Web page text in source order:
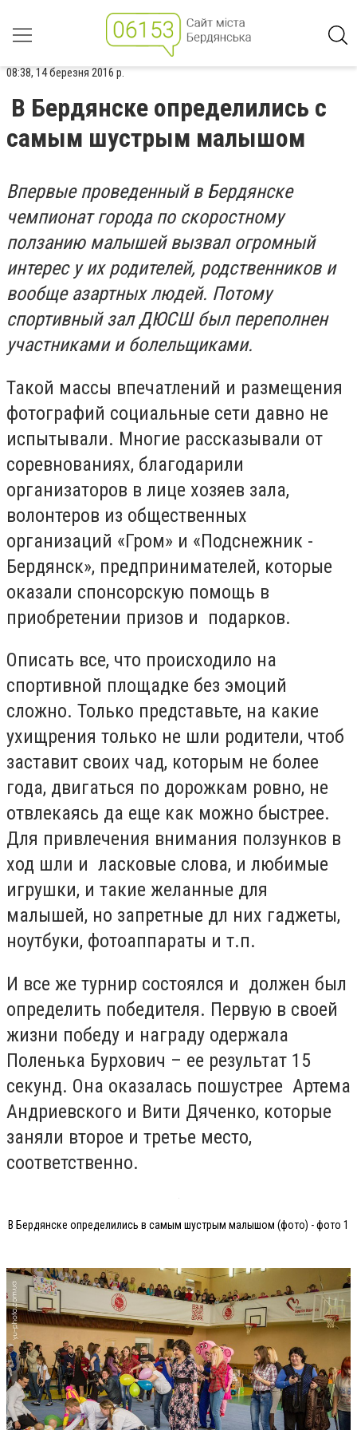
08:38, 14 березня 2016 р.
В Бердянске определились с
самым шустрым малышом
Впервые проведенный в Бердянске
чемпионат города по скоростному
ползанию малышей вызвал огромный
интерес у их родителей, родственников и
вообще азартных людей. Потому
спортивный зал ДЮСШ был переполнен
участниками и болельщиками.
Такой массы впечатлений и размещения
фотографий социальные сети давно не
испытывали. Многие рассказывали от
соревнованиях, благодарили
организаторов в лице хозяев зала,
волонтеров из общественных
организаций «Гром» и «Подснежник -
Бердянск», предпринимателей, которые
оказали спонсорскую помощь в
приобретении призов и подарков.
Описать все, что происходило на
спортивной площадке без эмоций
сложно. Только представьте, на какие
ухищрения только не шли родители, чтоб
заставит своих чад, которым не более
года, двигаться по дорожкам ровно, не
отвлекаясь да еще как можно быстрее.
Для привлечения внимания ползунков в
ход шли и ласковые слова, и любимые
игрушки, и такие желанные для
малышей, но запретные дл них гаджеты,
ноутбуки, фотоаппараты и т.п.
И все же турнир состоялся и должен был
определить победителя. Первую в своей
жизни победу и награду одержала
Поленька Бурхович – ее результат 15
секунд. Она оказалась пошустрее Артема
Андриевского и Вити Дяченко, которые
заняли второе и третье место,
соответственно.
В Бердянске определились в самым шустрым малышом (фото) - фото 1